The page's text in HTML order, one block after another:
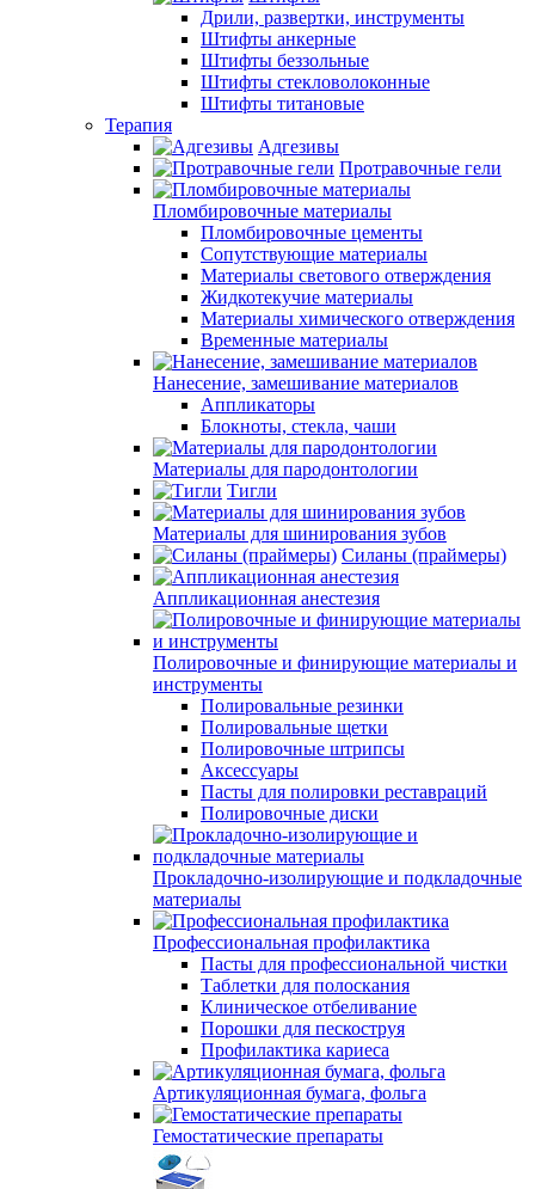
Дрили, развертки, инструменты
Штифты анкерные
Штифты беззольные
Штифты стекловолоконные
Штифты титановые
Терапия
Адгезивы
Протравочные гели
Пломбировочные материалы
Пломбировочные цементы
Сопутствующие материалы
Материалы светового отверждения
Жидкотекучие материалы
Материалы химического отверждения
Временные материалы
Нанесение, замешивание материалов
Аппликаторы
Блокноты, стекла, чаши
Материалы для пародонтологии
Тигли
Материалы для шинирования зубов
Силаны (праймеры)
Аппликационная анестезия
Полировочные и финирующие материалы и
инструменты
Полировальные резинки
Полировальные щетки
Полировочные штрипсы
Аксессуары
Пасты для полировки реставраций
Полировочные диски
Прокладочно-изолирующие и подкладочные
материалы
Профессиональная профилактика
Пасты для профессиональной чистки
Таблетки для полоскания
Клиническое отбеливание
Порошки для пескоструя
Профилактика кариеса
Артикуляционная бумага, фольга
Гемостатические препараты